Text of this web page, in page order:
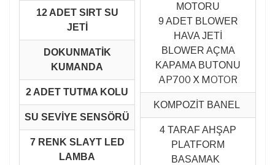
12 ADET SIRT SU
JETİ
DOKUNMATİK
KUMANDA
2 ADET TUTMA KOLU
SU SEVİYE SENSÖRÜ
7 RENK SLAYT LED
LAMBA
MOTORU
9 ADET BLOWER
HAVA JETİ
BLOWER AÇMA
KAPAMA BUTONU
AP700 X MOTOR
KOMPOZİT BANEL
4 TARAF AHŞAP
PLATFORM
BASAMAK